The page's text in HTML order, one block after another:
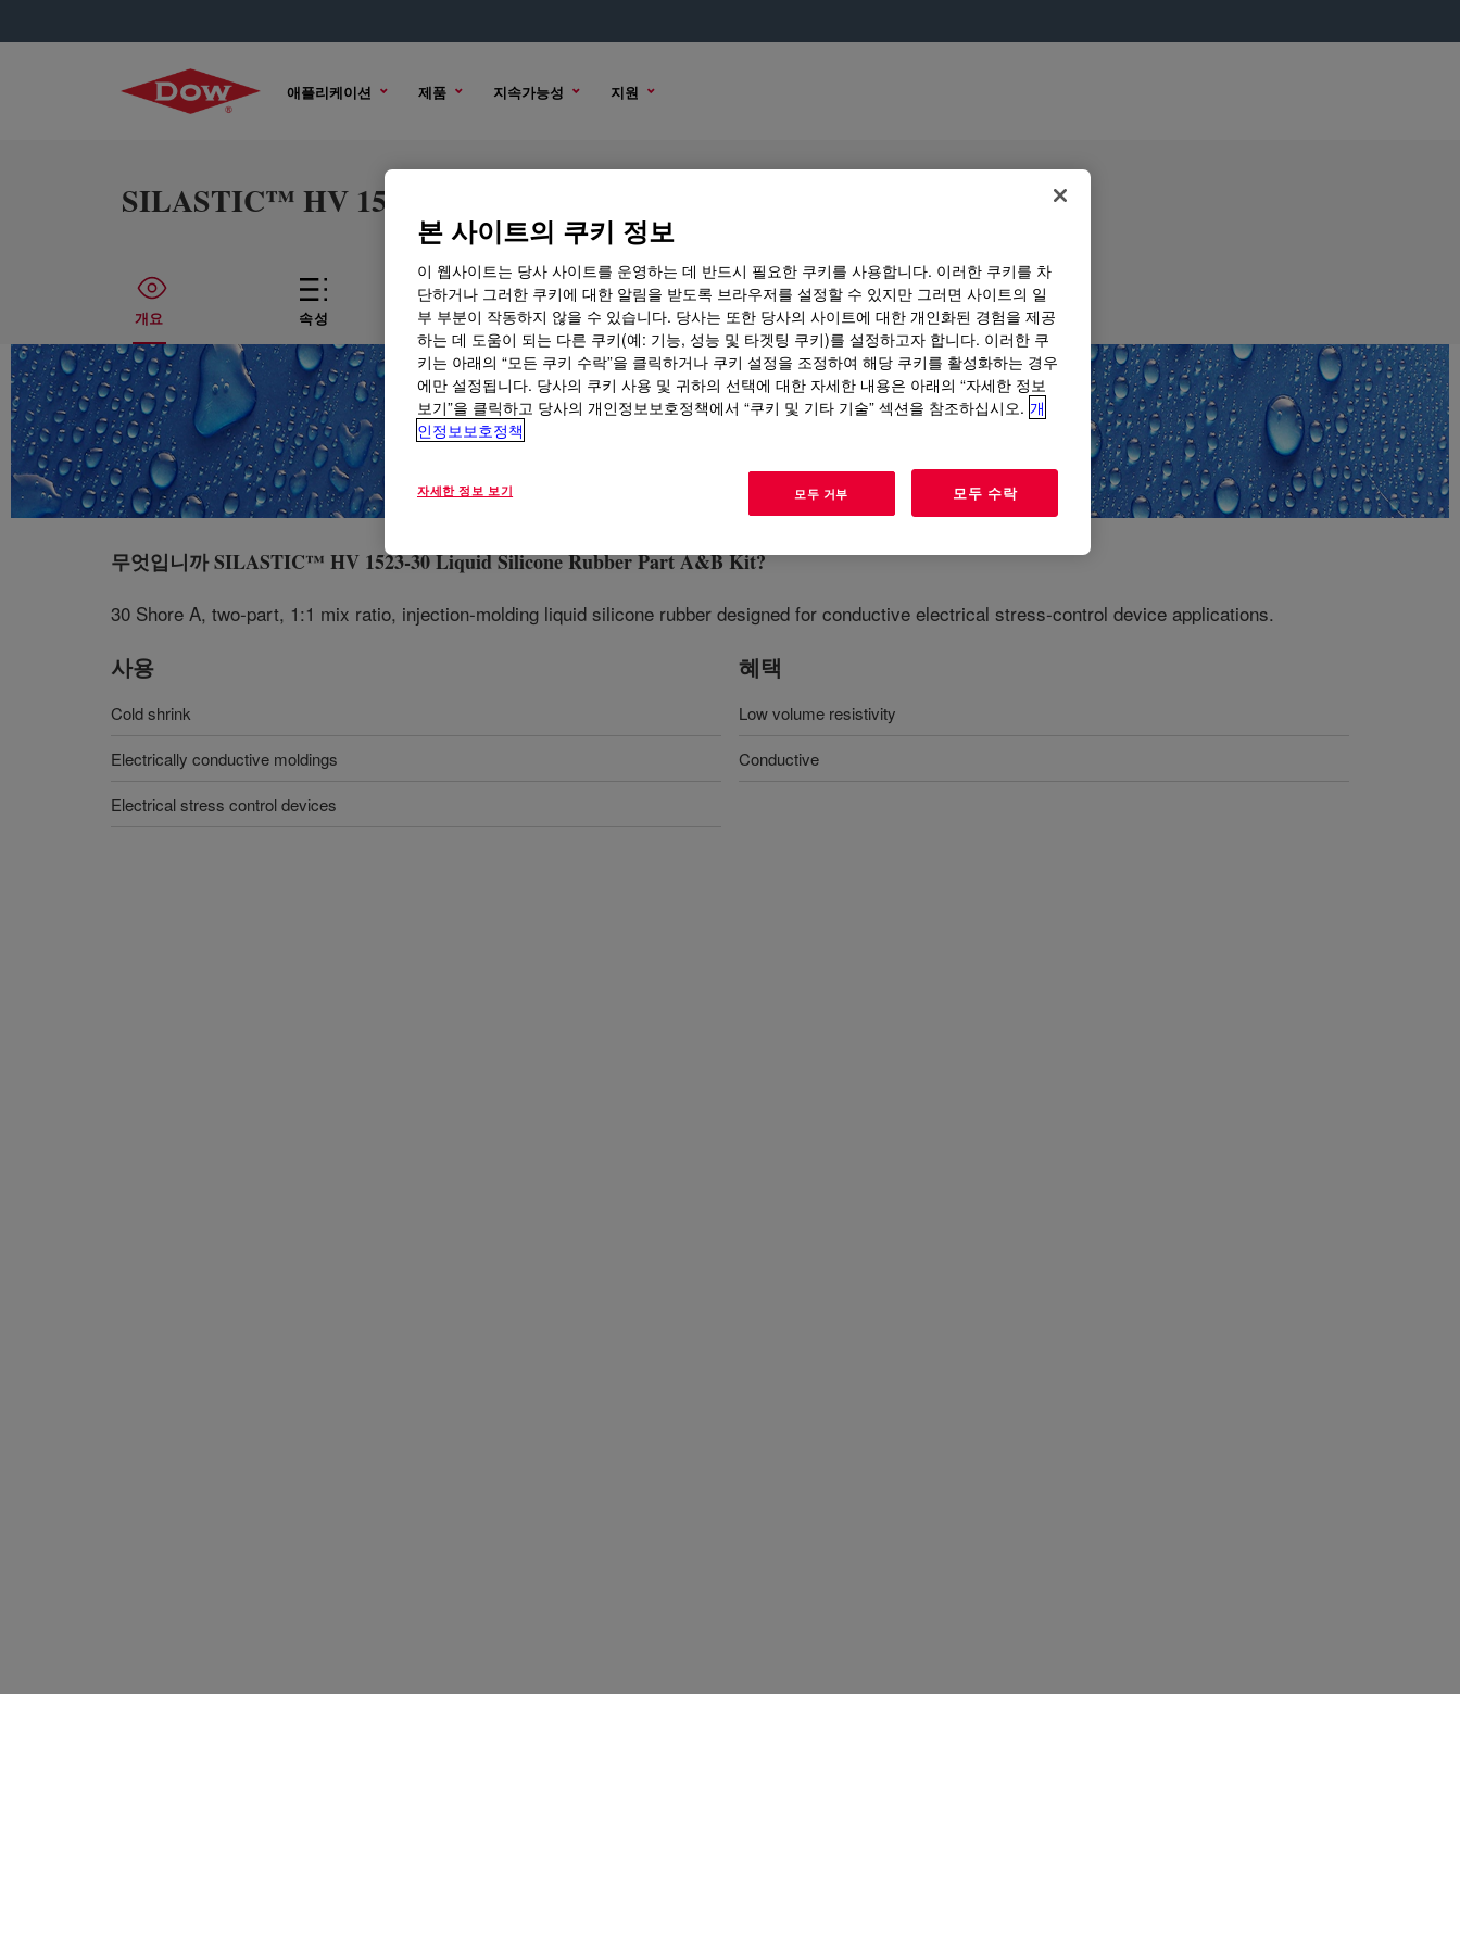
애플리케이션 제품 지속가능성 지원
SILASTIC™ HV 1523-30 Liquid Silicone Rubber Part A&B Kit
개요 속성 기술적인 내용 샘플 옵션 구매 옵션
무엇입니까SILASTIC™ HV 1523-30 Liquid Silicone Rubber Part A&B Kit?
30 Shore A, two‑part, 1:1 mix ratio, injection‑molding liquid silicone rubber designed for conductive electrical stress‑control device applications.
사용
Cold shrink
Electrically conductive moldings
Electrical stress control devices
혜택
Low volume resistivity
Conductive
본 사이트의 쿠키 정보
이 웹사이트는 당사 사이트를 운영하는 데 반드시 필요한 쿠키를 사용합니다. 이러한 쿠키를 차
단하거나 그러한 쿠키에 대한 알림을 받도록 브라우저를 설정할 수 있지만 그러면 사이트의 일
부 부분이 작동하지 않을 수 있습니다. 당사는 또한 당사의 사이트에 대한 개인화된 경험을 제공
하는 데 도움이 되는 다른 쿠키(예: 기능, 성능 및 타겟팅 쿠키)를 설정하고자 합니다. 이러한 쿠
키는 아래의 “모든 쿠키 수락”을 클릭하거나 쿠키 설정을 조정하여 해당 쿠키를 활성화하는 경우
에만 설정됩니다. 당사의 쿠키 사용 및 귀하의 선택에 대한 자세한 내용은 아래의 “자세한 정보
보기”을 클릭하고 당사의 개인정보보호정책에서 “쿠키 및 기타 기술” 섹션을 참조하십시오. 개
인정보보호정책
자세한 정보 보기 모두 거부 모두 수락